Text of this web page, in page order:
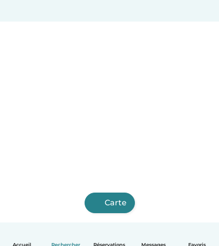
Accueil Rechercher Réservations Messages Favoris
Carte